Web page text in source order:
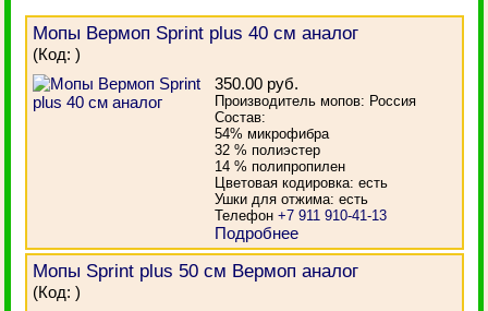
Мопы Вермоп Sprint plus 40 см аналог
(Код:)
350.00 руб.
Производитель мопов: Россия
Состав:
54% микрофибра
32 % полиэстер
14 % полипропилен
Цветовая кодировка: есть
Ушки для отжима: есть
Телефон+7 911 910-41-13
Подробнее
Мопы Sprint plus 50 см Вермоп аналог
(Код:)